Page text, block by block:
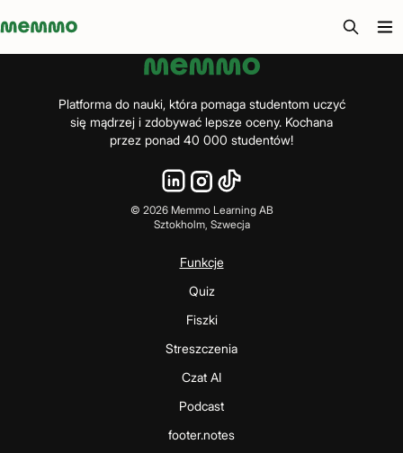
Memmo - AI-verktyg och digital kurslitteratur
Platforma do nauki, która pomaga studentom uczyć
się mądrzej i zdobywać lepsze oceny. Kochana
przez ponad 40 000 studentów!
© 2026Memmo Learning AB
Sztokholm, Szwecja
Funkcje
Quiz
Fiszki
Streszczenia
Czat AI
Podcast
footer.notes